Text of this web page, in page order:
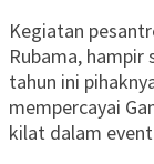
Kegiatan
Rubama, hampir
tahun ini
mempercayai
kilat dalam